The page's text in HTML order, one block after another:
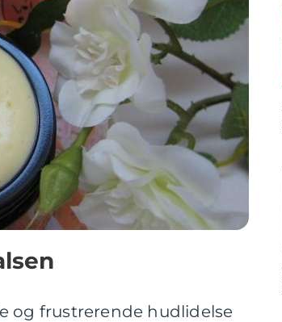
og frustrerende hudlidelse